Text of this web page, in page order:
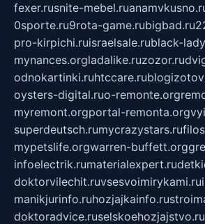
fexer.rusnite-mebel.ru
0sporte.ru9rota-game.rubigbad.ru
pro-kirpichi.ruisraelsale.rublack-
mynances.orgladalike.ruzozor.ru
odnokartinki.ruhtccare.ru
oysters-digital.ruo-remonte.org
myremont.orgportal-remonta.org
superdeutsch.rumycrazystars.ru
mypetslife.orgwarren-buffett.org
infoelectrik.rumaterialexpert.ru
doktorvilechit.ruvsesvoimirykami.ru
manikjurinfo.ruhozjajkainfo.ru
doktoradvice.ruselskoehozjajstvo.ru